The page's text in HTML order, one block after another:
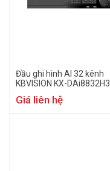
Đầu ghi hình AI 32 kênh
KBVISION KX-DAi8832H3
Giá liên hệ